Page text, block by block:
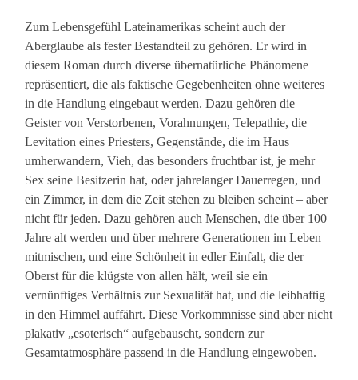
Zum Lebensgefühl Lateinamerikas scheint auch der
Aberglaube als fester Bestandteil zu gehören. Er wird in
diesem Roman durch diverse übernatürliche Phänomene
repräsentiert, die als faktische Gegebenheiten ohne weiteres
in die Handlung eingebaut werden. Dazu gehören die
Geister von Verstorbenen, Vorahnungen, Telepathie, die
Levitation eines Priesters, Gegenstände, die im Haus
umherwandern, Vieh, das besonders fruchtbar ist, je mehr
Sex seine Besitzerin hat, oder jahrelanger Dauerregen, und
ein Zimmer, in dem die Zeit stehen zu bleiben scheint – aber
nicht für jeden. Dazu gehören auch Menschen, die über 100
Jahre alt werden und über mehrere Generationen im Leben
mitmischen, und eine Schönheit in edler Einfalt, die der
Oberst für die klügste von allen hält, weil sie ein
vernünftiges Verhältnis zur Sexualität hat, und die leibhaftig
in den Himmel auffährt. Diese Vorkommnisse sind aber nicht
plakativ „esoterisch“ aufgebauscht, sondern zur
Gesamtatmosphäre passend in die Handlung eingewoben.